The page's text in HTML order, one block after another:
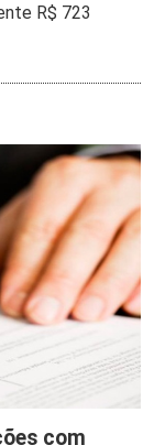
R$ 723
com